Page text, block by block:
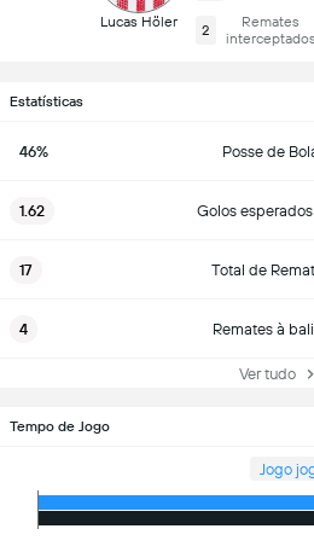
Lucas Höler 2
Remates
interceptados
Estatísticas
46% Posse de
1.62 Golos
17 Total de
4 Remates à
Ver tudo
Tempo de Jogo
Jogo